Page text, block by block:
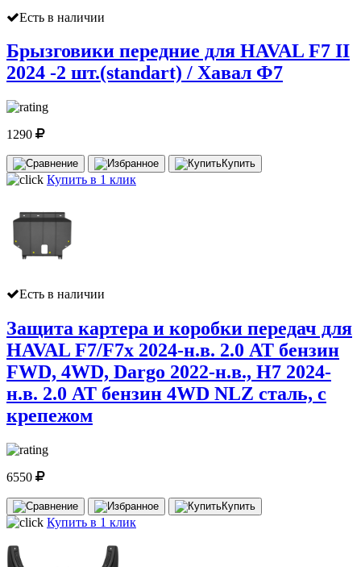
Есть в наличии
Брызговики передние для HAVAL F7 II
2024 -2 шт.(standart) / Хавал Ф7
1290
Купить
Купить в 1 клик
Есть в наличии
Защита картера и коробки передач для
HAVAL F7/F7x 2024-н.в. 2.0 AT бензин
FWD, 4WD, Dargo 2022-н.в., H7 2024-
н.в. 2.0 AT бензин 4WD NLZ сталь, с
крепежом
6550
Купить
Купить в 1 клик